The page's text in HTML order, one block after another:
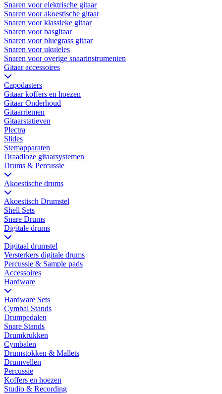
Snaren voor elektrische gitaar
Snaren voor akoestische gitaar
Snaren voor klassieke gitaar
Snaren voor basgitaar
Snaren voor bluegrass gitaar
Snaren voor ukuleles
Snaren voor overige snaarinstrumenten
Gitaar accessoires
Capodasters
Gitaar koffers en hoezen
Gitaar Onderhoud
Gitaarriemen
Gitaarstatieven
Plectra
Slides
Stemapparaten
Draadloze gitaarsystemen
Drums & Percussie
Akoestische drums
Akoestisch Drumstel
Shell Sets
Snare Drums
Digitale drums
Digitaal drumstel
Versterkers digitale drums
Percussie & Sample pads
Accessoires
Hardware
Hardware Sets
Cymbal Stands
Drumpedalen
Snare Stands
Drumkrukken
Cymbalen
Drumstokken & Mallets
Drumvellen
Percussie
Koffers en hoezen
Studio & Recording